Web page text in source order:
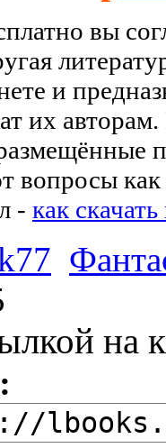
вы
и
их
вопросы как
- как
на